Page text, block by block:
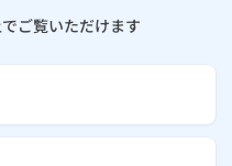
ご覧いただけます